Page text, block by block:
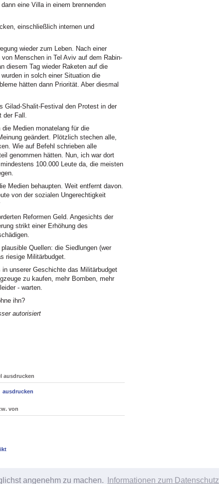
angenehm zu machen. Informationen zum Datenschutz
eine Villa in einem brennenden
einschließlich internen und
wieder zum Leben. Nach einer
Menschen in Tel Aviv auf dem Rabin-
diesem Tag wieder Raketen auf die
in solch einer Situation die
hätten dann Priorität. Aber diesmal
Gilad-Shalit-Festival den Protest in der
der Fall.
Medien monatelang für die
geändert. Plötzlich stechen alle,
Wie auf Befehl schrieben alle
genommen hätten. Nun, ich war dort
100.000 Leute da, die meisten
Medien behaupten. Weit entfernt davon.
von der sozialen Ungerechtigkeit
Reformen Geld. Angesichts der
strikt einer Erhöhung des
Quellen: die Siedlungen (wer
riesige Militärbudget.
unserer Geschichte das Militärbudget
zu kaufen, mehr Bomben, mehr
- warten.
ihn?
autorisiert
ausdrucken
ausdrucken
von